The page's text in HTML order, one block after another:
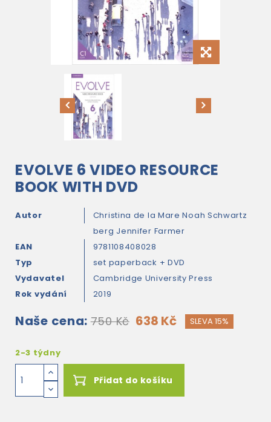
EVOLVE 6 VIDEO RESOURCE
BOOK WITH DVD
Autor Christina de la MareNoah Schwartz
berg Jennifer Farmer
EAN
9781108408028
Typ
set paperback + DVD
Vydavatel
Cambridge University Press
Rok vydání
2019
Naše cena: 750 Kč 638 Kč SLEVA 15%
2-3 týdny
Přidat do košíku